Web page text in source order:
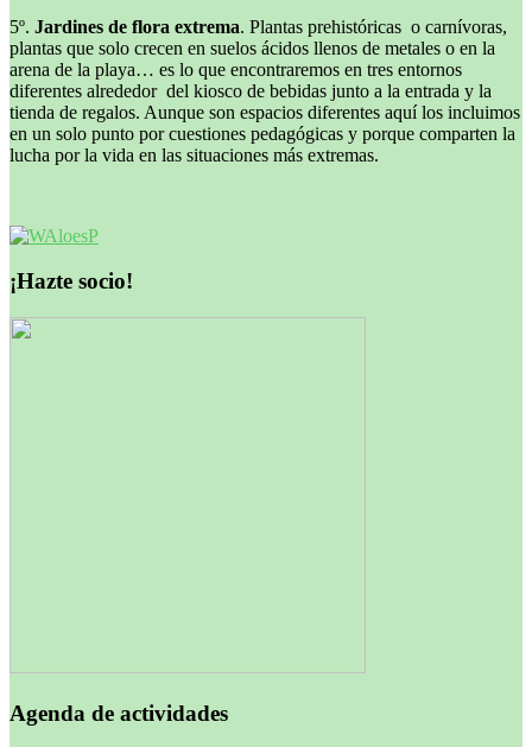
5º. Jardines de flora extrema. Plantas prehistóricas o carnívoras,
plantas que solo crecen en suelos ácidos llenos de metales o en la
arena de la playa… es lo que encontraremos en tres entornos
diferentes alrededor del kiosco de bebidas junto a la entrada y la
tienda de regalos. Aunque son espacios diferentes aquí los incluimos
en un solo punto por cuestiones pedagógicas y porque comparten la
lucha por la vida en las situaciones más extremas.
¡Hazte socio!
Agenda de actividades